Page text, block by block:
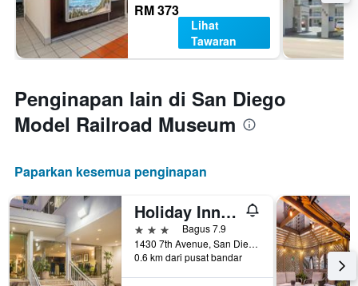
RM 373
Lihat
Tawaran
Penginapan lain di San Diego
Model Railroad Museum
Paparkan kesemua penginapan
Holiday Inn Express San Diego Downtown by IHG
3 bintangBagus 7.9
1430 7th Avenue, San Diego, CA, Amerika Syarikat
0.6 km dari pusat bandar